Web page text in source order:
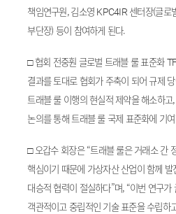
책임연구원, 김소영 KPC4IR 센터장(글
부단장) 등이 참여하게 된다.
□ 협회 전중훤 글로벌 트래블 룰 표준화
결과를 토대로 협회가 주축이 되어 규제
트래블 룰 이행의 현실적 제약을 해소하
논의를 통해 트래블 룰 국제 표준화에 기
□ 오갑수 회장은 “트래블 룰은 거래소 간
핵심이기 때문에 가상자산 산업이 함께
대승적 협력이 절실하다”며, “이번 연구
객관적이고 중립적인 기술 표준을 수립하